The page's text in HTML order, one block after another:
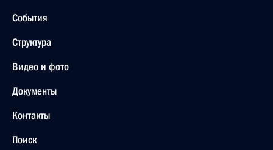
События
Структура
Видео и фото
Документы
Контакты
Поиск